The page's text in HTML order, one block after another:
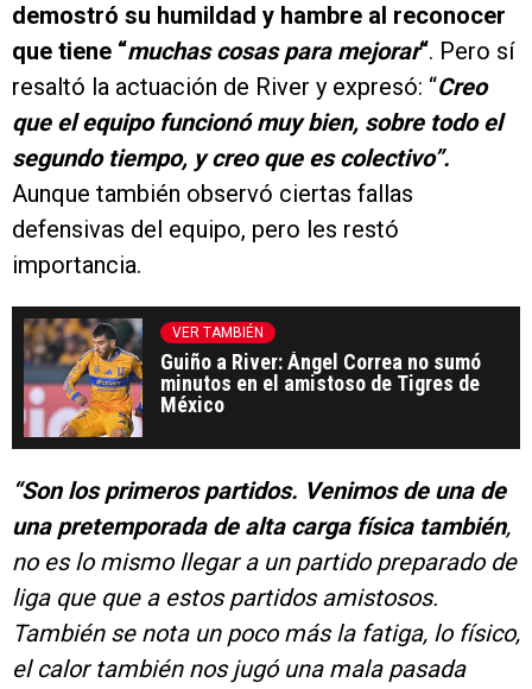
demostró su humildad y hambre al reconocer
que tiene “muchas cosas para mejorar“. Pero sí
resaltó la actuación de River y expresó: “Creo
que el equipo funcionó muy bien, sobre todo el
segundo tiempo, y creo que es colectivo”.
Aunque también observó ciertas fallas
defensivas del equipo, pero les restó
importancia.
VER TAMBIÉN
Guiño a River: Ángel Correa no sumó
minutos en el amistoso de Tigres de
México
“Son los primeros partidos. Venimos de una de
una pretemporada de alta carga física también,
no es lo mismo llegar a un partido preparado de
liga que que a estos partidos amistosos.
También se nota un poco más la fatiga, lo físico,
el calor también nos jugó una mala pasada